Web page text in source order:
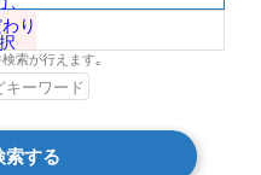
り
索が行えます｡
索する